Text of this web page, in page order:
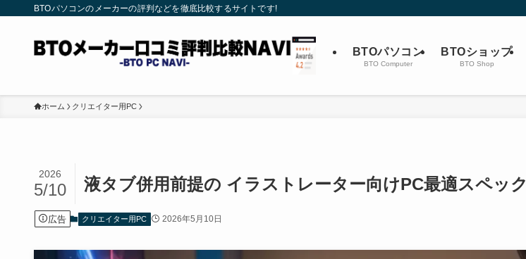
BTOパソコンのメーカーの評判などを徹底比較するサイトです!
BTOパソコン
BTO Computer
BTOショップ
BTO Shop
ホーム クリエイター用PC
液タブ併用前提の イラストレーター向けPC最適スペック
2026
5/10
広告 クリエイター用PC 2026年5月10日